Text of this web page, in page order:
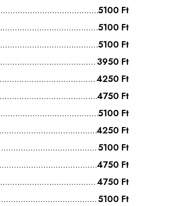
5100 Ft
5100 Ft
5100 Ft
3950 Ft
4250 Ft
4750 Ft
5100 Ft
4250 Ft
5100 Ft
4750 Ft
4750 Ft
5100 Ft